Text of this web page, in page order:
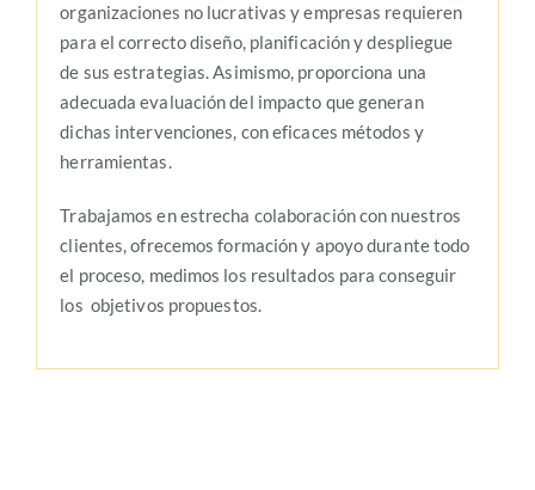
organizaciones no lucrativas y empresas requieren
para el correcto diseño, planificación y despliegue
de sus estrategias. Asimismo, proporciona una
adecuada evaluación del impacto que generan
dichas intervenciones, con eficaces métodos y
herramientas.
Trabajamos en estrecha colaboración con nuestros
clientes, ofrecemos formación y apoyo durante todo
el proceso, medimos los resultados para conseguir
los objetivos propuestos.